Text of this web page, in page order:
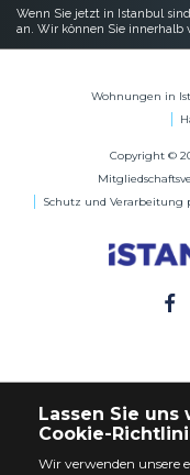
Wenn Sie jetzt in Istanbul
an. Wir können Sie innerhalb
Wohnungen in
Copyright ©
Schutz und Verarbeitung
Kaufen Sie
Lassen Sie uns
Cookie-
Wir verwenden unsere